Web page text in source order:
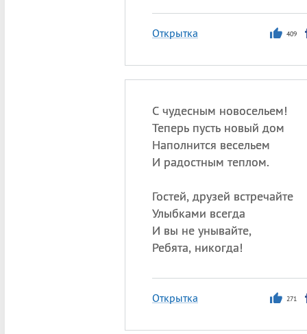
Открытка 409
С чудесным новосельем!
Теперь пусть новый дом
Наполнится весельем
И радостным теплом.
Гостей, друзей встречайте
Улыбками всегда
И вы не унывайте,
Ребята, никогда!
Открытка 271